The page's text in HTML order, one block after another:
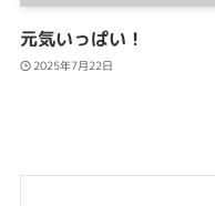
元気いっぱい！
2025年7月22日